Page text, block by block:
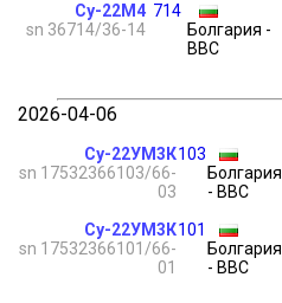
Су-22М4
sn 36714/36-14
714
Болгария -
ВВС
2026-04-06
Су-22УМ3К
sn 17532366103/66-
03
103
Болгария
- ВВС
Су-22УМ3К
sn 17532366101/66-
01
101
Болгария
- ВВС